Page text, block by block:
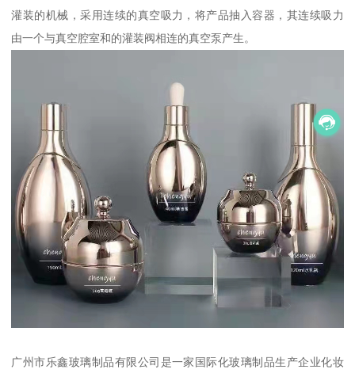
灌装的机械，采用连续的真空吸力，将产品抽入容器，其连续吸力
由一个与真空腔室和的灌装阀相连的真空泵产生。
广州市乐鑫玻璃制品有限公司是一家国际化玻璃制品生产企业化妆